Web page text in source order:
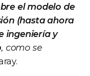
el modelo de
(hasta ahora
ingeniería y
, como se